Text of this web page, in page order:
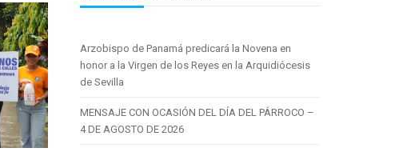
Arzobispo de Panamá predicará la Novena en
honor a la Virgen de los Reyes en la Arquidiócesis
de Sevilla
MENSAJE CON OCASIÓN DEL DÍA DEL PÁRROCO –
4 DE AGOSTO DE 2026